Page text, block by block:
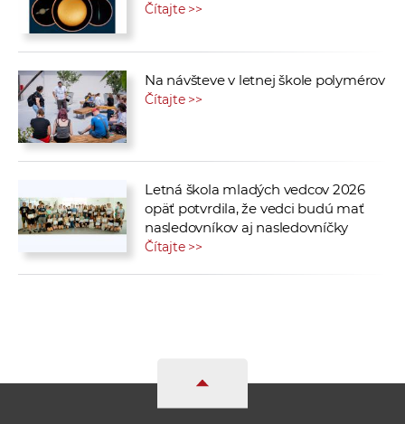
Čítajte >>
Na návšteve v letnej škole polymérov
Čítajte >>
Letná škola mladých vedcov 2026
opäť potvrdila, že vedci budú mať
nasledovníkov aj nasledovníčky
Čítajte >>